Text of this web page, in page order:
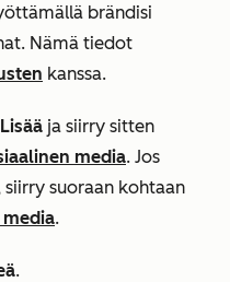
brändisi
Nämä tiedot
kanssa.
Lisää ja siirry sitten
media. Jos
suoraan kohtaan
media.
.